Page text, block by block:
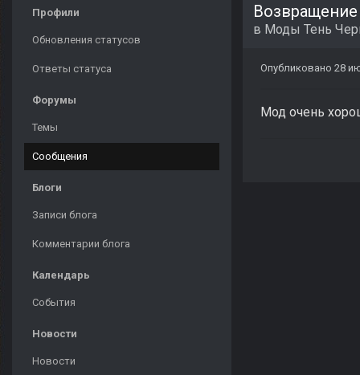
Профили
Обновления статусов
Ответы статуса
Форумы
Темы
Сообщения
Блоги
Записи блога
Комментарии блога
Календарь
События
Новости
Новости
в Моды Тень
Опубликовано 28
Мод очень